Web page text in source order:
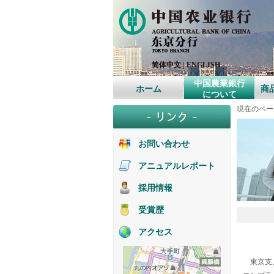
简体中文|ENGLISH
ホーム
中国農業銀行
について
商
お問い合わせ
アニュアルレポート
採用情報
受賞歴
アクセス
現在のペ
東京支